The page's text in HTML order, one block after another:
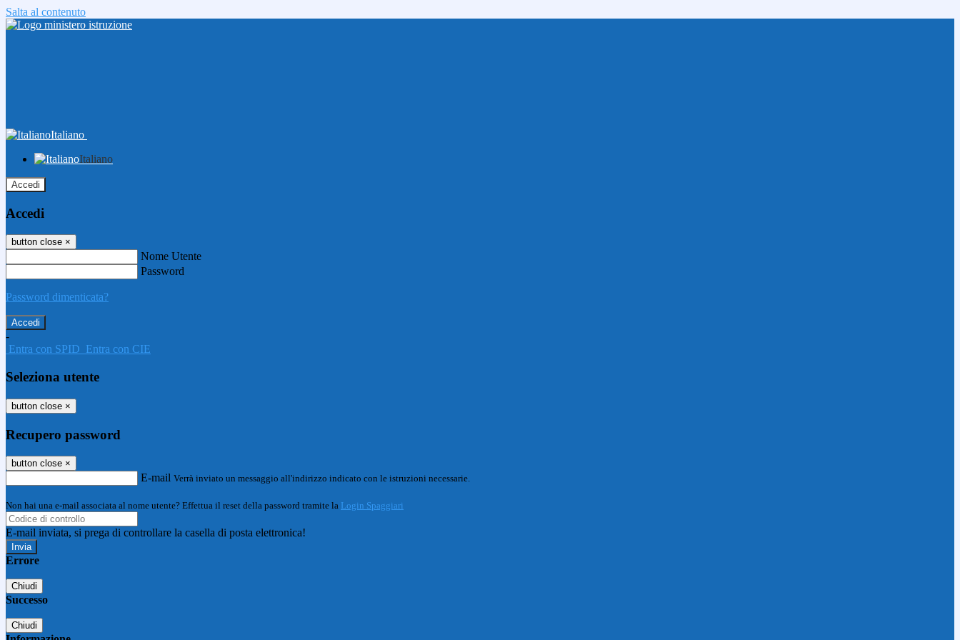
Salta al contenuto
Italiano
Italiano
Accedi
Accedi
button close ×
Nome Utente
Password
Password dimenticata?
-
Entra con SPID Entra con CIE
Seleziona utente
button close ×
Recupero password
button close ×
E-mail Verrà inviato un messaggio all'indirizzo indicato con le istruzioni necessarie.
Non hai una e-mail associata al nome utente? Effettua il reset della password tramite la Login Spaggiari
E-mail inviata, si prega di controllare la casella di posta elettronica!
Errore
Chiudi
Successo
Chiudi